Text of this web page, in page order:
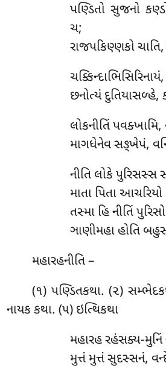
પણ્ડિતો સુજનો
ચ;
રાજપકિણ્ણકો
છનોત્યં
લોકનીતિં
માગધેનેવ સઙ્ખેપં,
નીતિ લોકે પુરિસસ્સ
માતા પિતા આચરિયો
તસ્મા હિ નીતિં
ઞાણીમહા હોતિ
મહારહનીતિ –
(૧) પણ્ડિતકથા. (૨)
નાયક કથા. (૫) ઇત્થિકથા
મહારહ રહંસક્ય-મુનિં
મુત્તં મુત્તં સુદસ્સનં,